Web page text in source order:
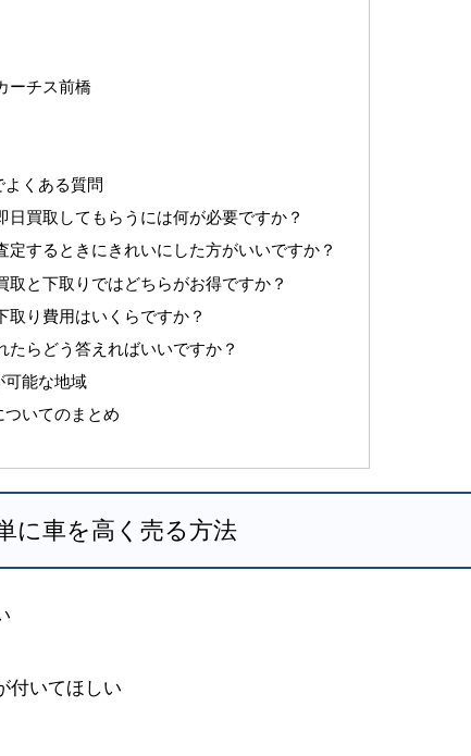
ーチス前橋
くある質問
日買取してもらうには何が必要ですか？
定するときにきれいにした方がいいですか？
取と下取りではどちらがお得ですか？
取り費用はいくらですか？
たらどう答えればいいですか？
可能な地域
いてのまとめ
に車を高く売る方法
付いてほしい